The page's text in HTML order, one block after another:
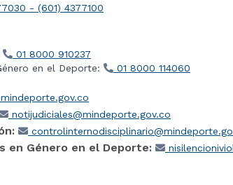
- (601) 4377100
01 8000 910237
en el Deporte:
01 8000 114060
notijudiciales@mindeporte.gov.co
en Género en el Deporte: